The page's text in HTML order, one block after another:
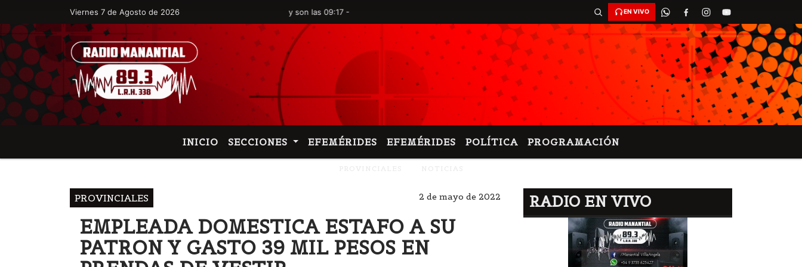
Viernes 7 de Agosto de 2026
Hoy es Viernes 7 de Agosto de 2026 y son las 09:17 - EN VIVO
INICIO SECCIONES EFEMÉRIDES EFEMÉRIDES POLÍTICA PROGRAMACIÓN
PROVINCIALES 2 de mayo de 2022
EMPLEADA DOMESTICA ESTAFO A SU
PATRON Y GASTO 39 MIL PESOS EN
RADIO EN VIVO